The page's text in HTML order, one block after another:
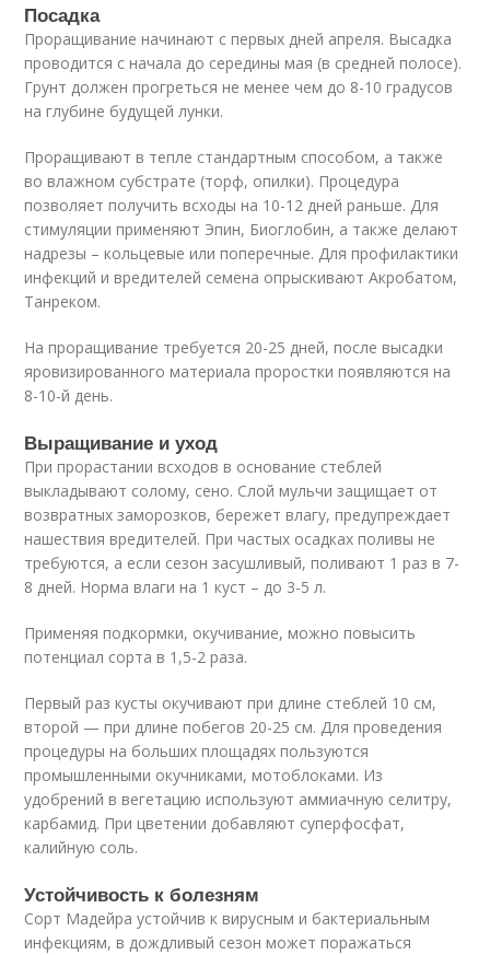
Посадка
Проращивание начинают с первых дней апреля. Высадка
проводится с начала до середины мая (в средней полосе).
Грунт должен прогреться не менее чем до 8-10 градусов
на глубине будущей лунки.
Проращивают в тепле стандартным способом, а также
во влажном субстрате (торф, опилки). Процедура
позволяет получить всходы на 10-12 дней раньше. Для
стимуляции применяют Эпин, Биоглобин, а также делают
надрезы – кольцевые или поперечные. Для профилактики
инфекций и вредителей семена опрыскивают Акробатом,
Танреком.
На проращивание требуется 20-25 дней, после высадки
яровизированного материала проростки появляются на
8-10-й день.
Выращивание и уход
При прорастании всходов в основание стеблей
выкладывают солому, сено. Слой мульчи защищает от
возвратных заморозков, бережет влагу, предупреждает
нашествия вредителей. При частых осадках поливы не
требуются, а если сезон засушливый, поливают 1 раз в 7-
8 дней. Норма влаги на 1 куст – до 3-5 л.
Применяя подкормки, окучивание, можно повысить
потенциал сорта в 1,5-2 раза.
Первый раз кусты окучивают при длине стеблей 10 см,
второй — при длине побегов 20-25 см. Для проведения
процедуры на больших площадях пользуются
промышленными окучниками, мотоблоками. Из
удобрений в вегетацию используют аммиачную селитру,
карбамид. При цветении добавляют суперфосфат,
калийную соль.
Устойчивость к болезням
Сорт Мадейра устойчив к вирусным и бактериальным
инфекциям, в дождливый сезон может поражаться